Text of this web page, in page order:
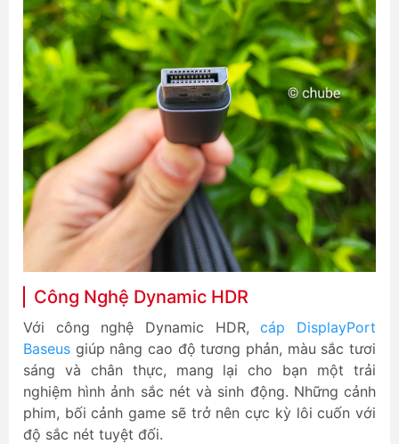
Công Nghệ Dynamic HDR
Với công nghệ Dynamic HDR,cáp DisplayPort
Baseus giúp nâng cao độ tương phản, màu sắc tươi
sáng và chân thực, mang lại cho bạn một trải
nghiệm hình ảnh sắc nét và sinh động. Những cảnh
phim, bối cảnh game sẽ trở nên cực kỳ lôi cuốn với
độ sắc nét tuyệt đối.